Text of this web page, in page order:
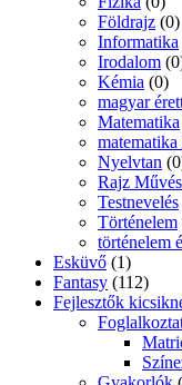
Földrajz (0)
Informatika
Irodalom
Kémia (0)
magyar
Matematika
matematika
Nyelvtan
Rajz
Testnevelés
Történelem
történelem
Esküvő (1)
Fantasy (112)
Fejlesztők